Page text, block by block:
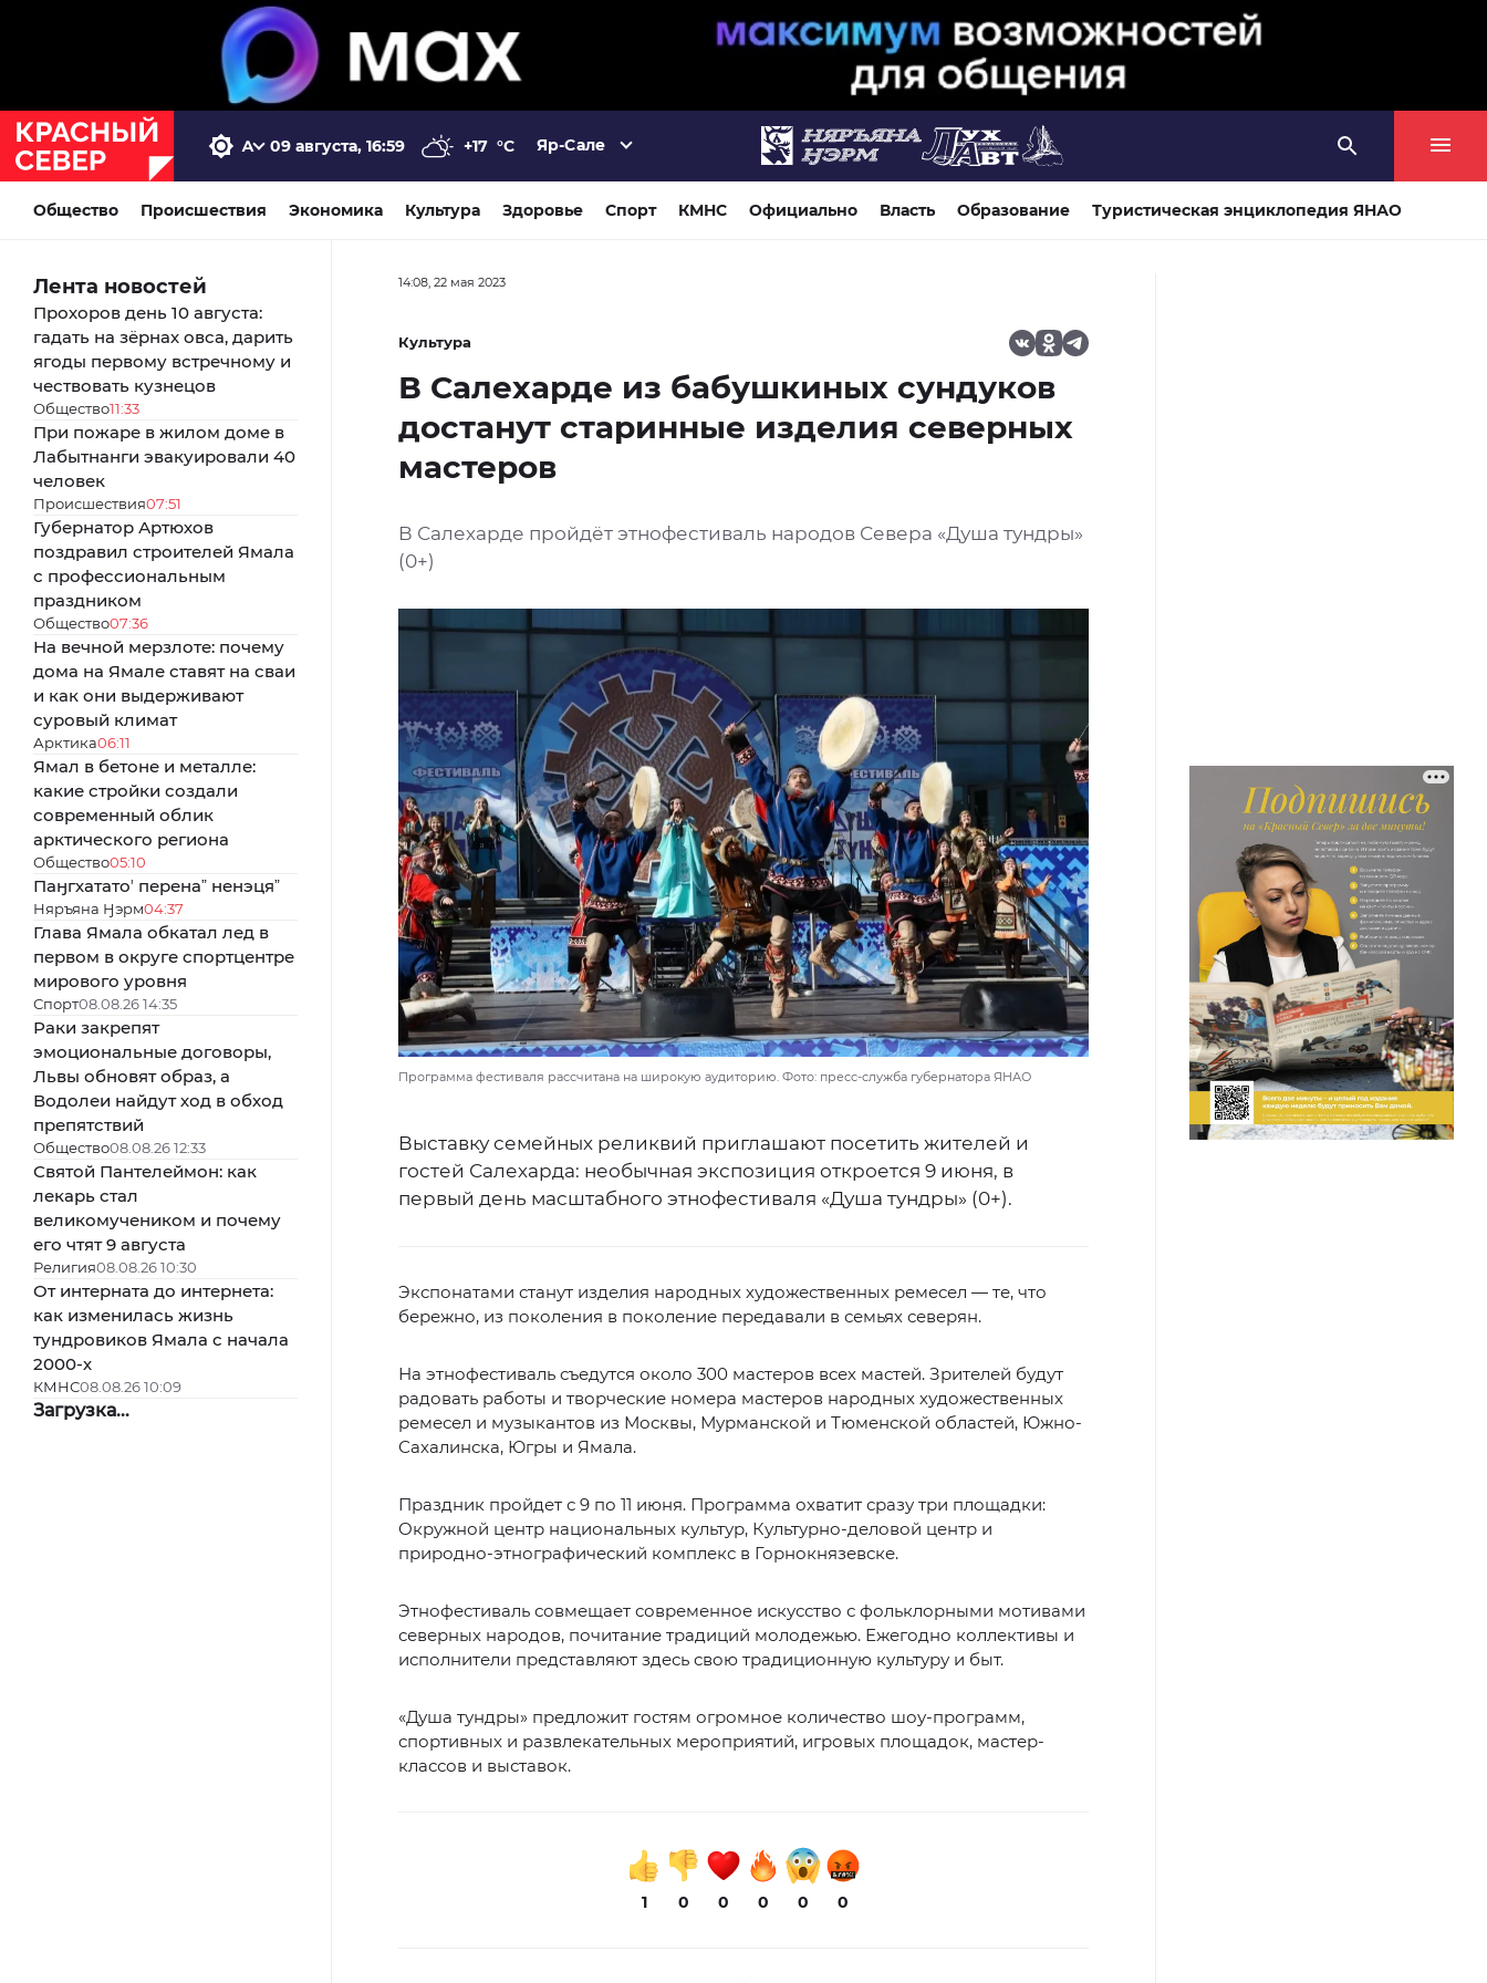
09 августа, 16:59 +17 °C Яр-Сале
Общество Происшествия Экономика Культура Здоровье Спорт КМНС Официально Власть Образование Туристическая энциклопедия ЯНАО
Лента новостей
Прохоров день 10 августа:
гадать на зёрнах овса, дарить
ягоды первому встречному и
чествовать кузнецов
Общество11:33
При пожаре в жилом доме в
Лабытнанги эвакуировали 40
человек
Происшествия07:51
Губернатор Артюхов
поздравил строителей Ямала
с профессиональным
праздником
Общество07:36
На вечной мерзлоте: почему
дома на Ямале ставят на сваи
и как они выдерживают
суровый климат
Арктика06:11
Ямал в бетоне и металле:
какие стройки создали
современный облик
арктического региона
Общество05:10
Паӈгхататоʼ перенаˮ ненэцяˮ
Няръяна Ӈэрм04:37
Глава Ямала обкатал лед в
первом в округе спортцентре
мирового уровня
Спорт08.08.26 14:35
Раки закрепят
эмоциональные договоры,
Львы обновят образ, а
Водолеи найдут ход в обход
препятствий
Общество08.08.26 12:33
Святой Пантелеймон: как
лекарь стал
великомучеником и почему
его чтят 9 августа
Религия08.08.26 10:30
От интерната до интернета:
как изменилась жизнь
тундровиков Ямала с начала
2000-х
КМНС08.08.26 10:09
Загрузка...
14:08, 22 мая 2023
Культура
В Салехарде из бабушкиных сундуков
достанут старинные изделия северных
мастеров
В Салехарде пройдёт этнофестиваль народов Севера «Душа тундры»
(0+)
Программа фестиваля рассчитана на широкую аудиторию. Фото: пресс-служба губернатора ЯНАО
Выставку семейных реликвий приглашают посетить жителей и
гостей Салехарда: необычная экспозиция откроется 9 июня, в
первый день масштабного этнофестиваля «Душа тундры» (0+).
Экспонатами станут изделия народных художественных ремесел — те, что
бережно, из поколения в поколение передавали в семьях северян.
На этнофестиваль съедутся около 300 мастеров всех мастей. Зрителей будут
радовать работы и творческие номера мастеров народных художественных
ремесел и музыкантов из Москвы, Мурманской и Тюменской областей, Южно-
Сахалинска, Югры и Ямала.
Праздник пройдет с 9 по 11 июня. Программа охватит сразу три площадки:
Окружной центр национальных культур, Культурно-деловой центр и
природно-этнографический комплекс в Горнокнязевске.
Этнофестиваль совмещает современное искусство с фольклорными мотивами
северных народов, почитание традиций молодежью. Ежегодно коллективы и
исполнители представляют здесь свою традиционную культуру и быт.
«Душа тундры» предложит гостям огромное количество шоу-программ,
спортивных и развлекательных мероприятий, игровых площадок, мастер-
классов и выставок.
1 0 0 0 0 0